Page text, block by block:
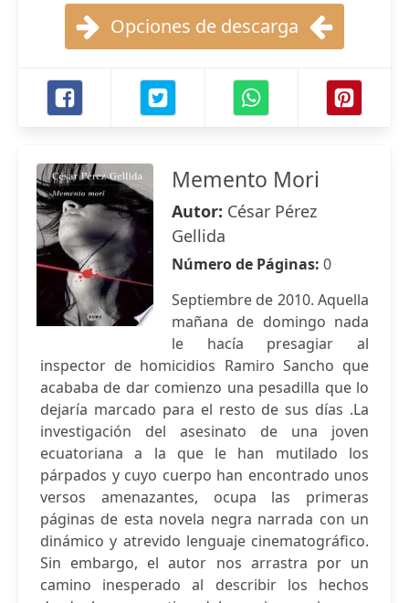
Opciones de descarga
Memento Mori
Autor: César Pérez
Gellida
Número de Páginas: 0
Septiembre de 2010. Aquella
mañana de domingo nada
le hacía presagiar al
inspector de homicidios Ramiro Sancho que
acababa de dar comienzo una pesadilla que lo
dejaría marcado para el resto de sus días .La
investigación del asesinato de una joven
ecuatoriana a la que le han mutilado los
párpados y cuyo cuerpo han encontrado unos
versos amenazantes, ocupa las primeras
páginas de esta novela negra narrada con un
dinámico y atrevido lenguaje cinematográfico.
Sin embargo, el autor nos arrastra por un
camino inesperado al describir los hechos